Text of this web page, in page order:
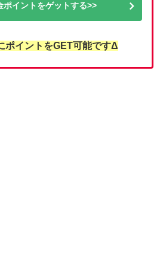
ポイントをゲットする>>
ポイントをGET可能ですΔ